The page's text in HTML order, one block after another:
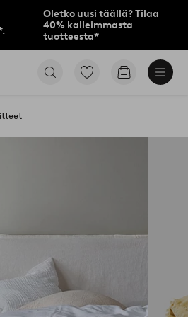
Oletko uusi täällä? Tilaa
40% kalleimmasta
tuotteesta*
Siirry
Siirry